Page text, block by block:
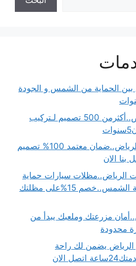
الحماية من الشمس و الجودة
تركيب مظلات الرياض..أكثرمن 500 تصميم لـتركيب
مظلات شد انشائي الرياض..ضمان معتمد 100% تصميم
بنا الان
الرياض..مظلات سيارات حماية
مثالية 100%من أشعة الشمس..خصم 15%على مظلتك
مزرعتك وملعبك يبدأ من
يضمن لك راحة